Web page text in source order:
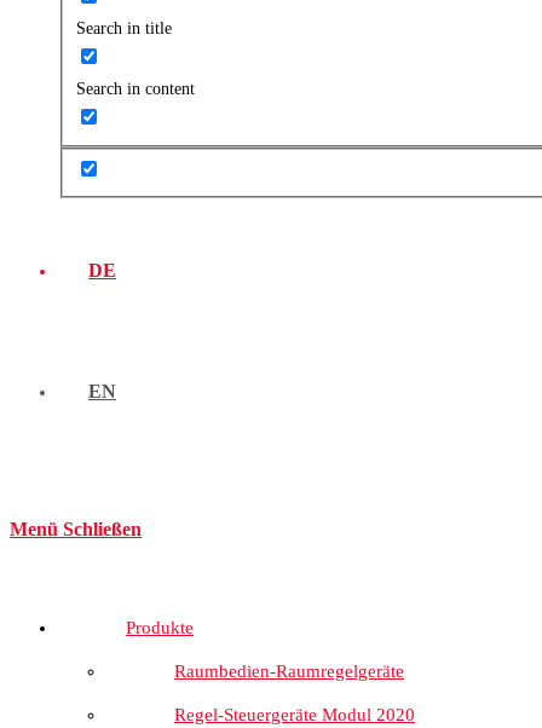
Search in title
Search in content
DE
EN
Menü Schließen
Produkte
Raumbedien-Raumregelgeräte
Regel-Steuergeräte Modul 2020